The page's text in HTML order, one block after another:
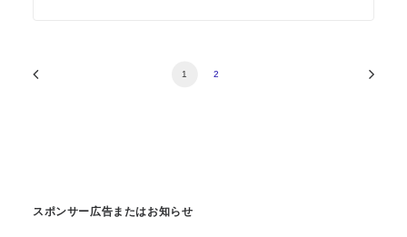
1 2
スポンサー広告またはお知らせ